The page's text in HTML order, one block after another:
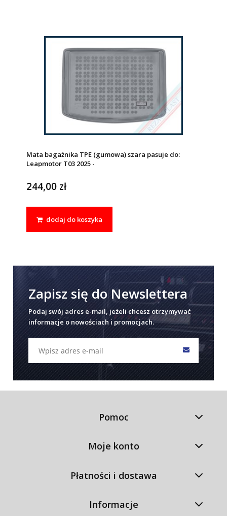
Mata bagażnika TPE (gumowa) szara pasuje do:
Leapmotor T03 2025 -
244,00 zł
dodaj do koszyka
Zapisz się do Newslettera
Podaj swój adres e-mail, jeżeli chcesz otrzymywać
informacje o nowościach i promocjach.
Pomoc
Moje konto
Płatności i dostawa
Informacje